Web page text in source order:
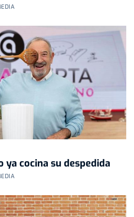
ya cocina su despedida